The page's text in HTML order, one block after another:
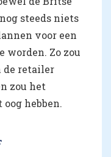
steeds niets
voor een
worden. Zo zou
de retailer
zou het
hebben.